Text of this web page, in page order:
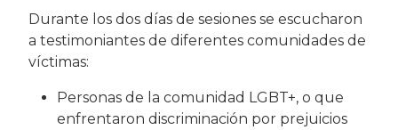
Durante los dos días de sesiones se escucharon
a testimoniantes de diferentes comunidades de
víctimas:
Personas de la comunidad LGBT+, o que
enfrentaron discriminación por prejuicios